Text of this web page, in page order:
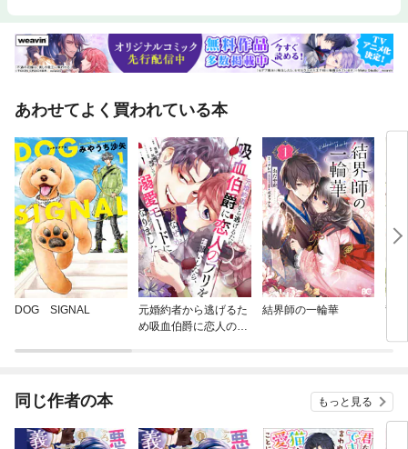
あわせてよく買われている本
DOG SIGNAL
元婚約者から逃げるた
め吸血伯爵に恋人のフ
結界師の一輪華
竜
番
同じ作者の本 もっと見る